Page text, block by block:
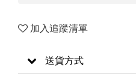
加入追蹤清單
送貨方式